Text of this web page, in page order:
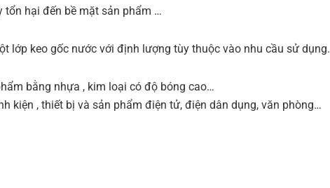
tổn hại đến bề mặt sản phẩm …
lớp keo gốc nước với định lượng tùy thuộc vào nhu cầu sử dụng.
bằng nhựa , kim loại có độ bóng cao…
kiện , thiết bị và sản phẩm điện tử, điện dân dụng, văn phòng…